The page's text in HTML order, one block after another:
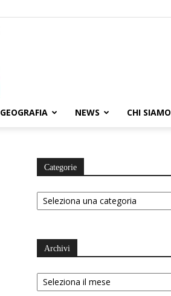
GEOGRAFIA NEWS CHI SIAMO
Categorie
Categorie
Archivi
Archivi